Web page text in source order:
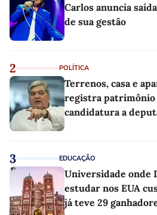
Carlos anuncia
de sua gestão
2 POLÍTICA
Terrenos, casa e
registra patrimônio
candidatura a
3 EDUCAÇÃO
Universidade onde
estudar nos EUA
já teve 29